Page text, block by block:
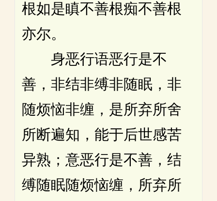
根如是瞋不善根痴不善根
亦尔。
身恶行语恶行是不
善，非结非缚非随眠，非
随烦恼非缠，是所弃所舍
所断遍知，能于后世感苦
异熟；意恶行是不善，结
缚随眠随烦恼缠，所弃所